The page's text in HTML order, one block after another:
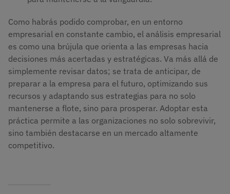
Como habrás podido comprobar, en un entorno
empresarial en constante cambio, el análisis empresarial
es como una brújula que orienta a las empresas hacia
decisiones más acertadas y estratégicas. Va más allá de
simplemente revisar datos; se trata de anticipar, de
preparar a la empresa para el futuro, optimizando sus
recursos y adaptando sus estrategias para no solo
mantenerse a flote, sino para prosperar. Adoptar esta
práctica permite a las organizaciones no solo sobrevivir,
sino también destacarse en un mercado altamente
competitivo.